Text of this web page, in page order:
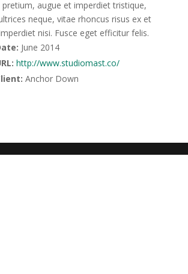
augue et imperdiet tristique,
neque, vitae rhoncus risus ex et
nisi. Fusce eget efficitur felis.
June 2014
http://www.studiomast.co/
Anchor Down